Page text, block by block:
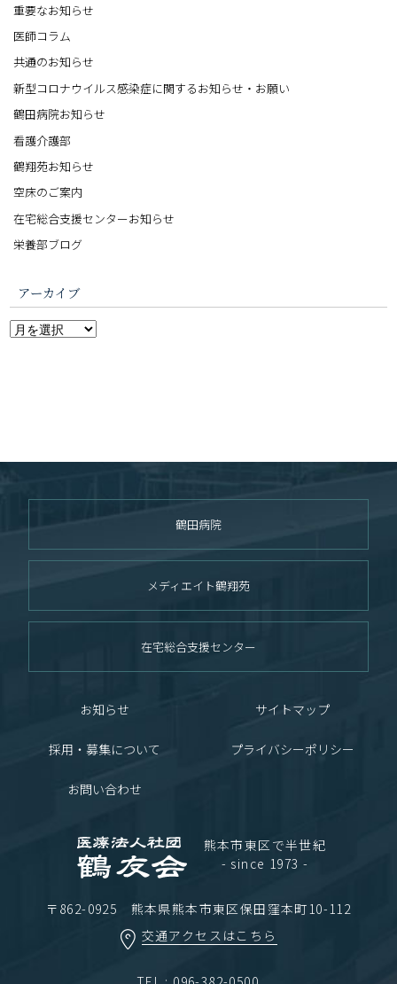
重要なお知らせ
医師コラム
共通のお知らせ
新型コロナウイルス感染症に関するお知らせ・お願い
鶴田病院お知らせ
看護介護部
鶴翔苑お知らせ
空床のご案内
在宅総合支援センターお知らせ
栄養部ブログ
アーカイブ
熊本市東区で半世紀
- since 1973 -
〒862-0925 熊本県熊本市東区保田窪本町10-112
交通アクセスはこちら
鶴田病院
メディエイト鶴翔苑
在宅総合支援センター
お知らせ サイトマップ
採用・募集について プライバシーポリシー
お問い合わせ